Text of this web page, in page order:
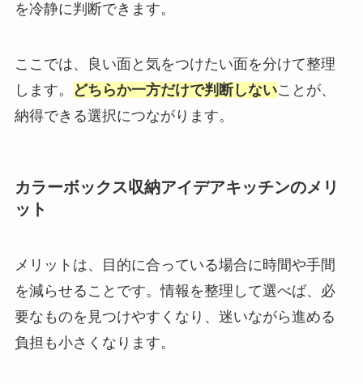
を冷静に判断できます。
ここでは、良い面と気をつけたい面を分けて整理
します。
どちらか一方だけで判断しないことが、
納得できる選択につながります。
カラーボックス収納アイデアキッチンのメリ
ット
メリットは、目的に合っている場合に時間や手間
を減らせることです。情報を整理して選べば、必
要なものを見つけやすくなり、迷いながら進める
負担も小さくなります。